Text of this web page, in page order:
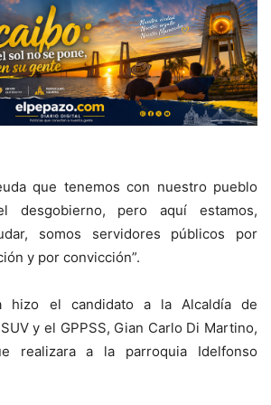
que tenemos con nuestro pueblo
desgobierno, pero aquí estamos,
somos servidores públicos por
y por convicción”.
hizo el candidato a la Alcaldía de
y el GPPSS, Gian Carlo Di Martino,
realizara a la parroquia Idelfonso